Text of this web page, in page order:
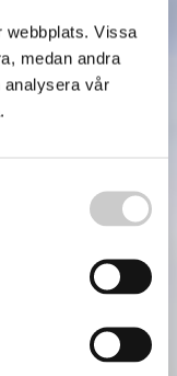
webbplats. Vissa
medan andra
analysera vår